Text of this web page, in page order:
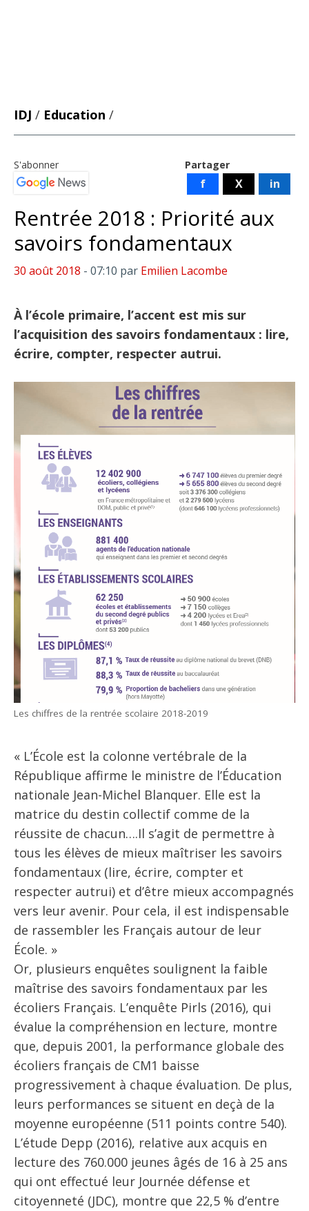
IDJ / Education /
Partager
f X in
S'abonner
Rentrée 2018 : Priorité aux
savoirs fondamentaux
30 août 2018 - 07:10 par Emilien Lacombe
À l’école primaire, l’accent est mis sur
l’acquisition des savoirs fondamentaux : lire,
écrire, compter, respecter autrui.
Les chiffres de la rentrée scolaire 2018-2019
« L’École est la colonne vertébrale de la
République affirme le ministre de l’Éducation
nationale Jean-Michel Blanquer. Elle est la
matrice du destin collectif comme de la
réussite de chacun….Il s’agit de permettre à
tous les élèves de mieux maîtriser les savoirs
fondamentaux (lire, écrire, compter et
respecter autrui) et d’être mieux accompagnés
vers leur avenir. Pour cela, il est indispensable
de rassembler les Français autour de leur
École. »
Or, plusieurs enquêtes soulignent la faible
maîtrise des savoirs fondamentaux par les
écoliers Français. L’enquête Pirls (2016), qui
évalue la compréhension en lecture, montre
que, depuis 2001, la performance globale des
écoliers français de CM1 baisse
progressivement à chaque évaluation. De plus,
leurs performances se situent en deçà de la
moyenne européenne (511 points contre 540).
L’étude Depp (2016), relative aux acquis en
lecture des 760.000 jeunes âgés de 16 à 25 ans
qui ont effectué leur Journée défense et
citoyenneté (JDC), montre que 22,5 % d’entre